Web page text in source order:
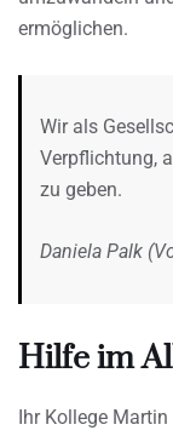
ermöglichen.
Wir als
Verpflichtung,
zu geben.
Daniela Palk
Hilfe im
Ihr Kollege